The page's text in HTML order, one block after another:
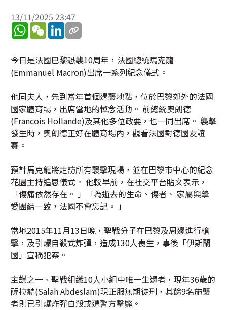
13/11/2025 23:47
WhatsApp
WeChatLinkedIn
今日是法國巴黎恐襲10周年，法國總統馬克龍
(Emmanuel Macron)出席一系列紀念儀式。
他同夫人，先到當年首個遇襲地點，位於巴黎郊外的法國
國家體育場，出席當地的悼念活動。 前總統奧朗德
(Francois Hollande)及其他多位政要，也一同出席。 襲擊
發生時，奧朗德正好在體育場內，觀看法國對德國友誼
賽。
預計馬克龍將走訪所有襲擊現場，並在巴黎市中心的紀念
花園主持追思儀式。 他較早前，在社交平台貼文表示，
「傷痛依然存在。 」「為逝去的生命、傷者、 家屬與摯
愛團結一致，法國不會忘記。 」
當地2015年11月13日晚，聖戰分子在巴黎及周邊進行槍
擊，及引爆自殺式炸彈，造成130人喪生，事後「伊斯蘭
國」宣稱犯案。
主謀之一、聖戰組織10人小組中唯一生還者，現年36歲的
薩拉赫(Salah Abdeslam)現正服無期徒刑，其餘9名施襲
者則已引爆炸彈自殺或遭警方擊斃。